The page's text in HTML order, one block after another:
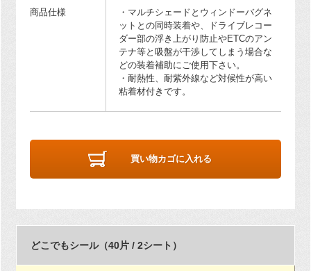
商品仕様
・マルチシェードとウィンドーバグネ
ットとの同時装着や、ドライブレコー
ダー部の浮き上がり防止やETCのアン
テナ等と吸盤が干渉してしまう場合な
どの装着補助にご使用下さい。
・耐熱性、耐紫外線など対候性が高い
粘着材付きです。
買い物カゴに入れる
どこでもシール（40片 / 2シート）